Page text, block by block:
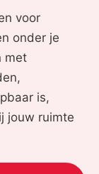
voor
onder je
met
is,
jouw ruimte